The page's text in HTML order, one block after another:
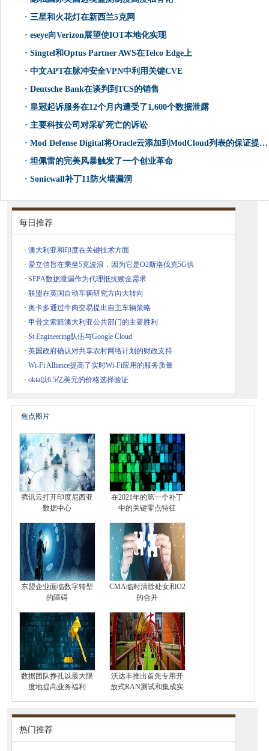
· 三星和火花灯在新西兰5克网
· eseye向Verizon展望使IOT本地化实现
· Singtel和Optus Partner AWS在Telco Edge上
· 中文APT在脉冲安全VPN中利用关键CVE
· Deutsche Bank在谈判到TCS的销售
· 皇冠起诉服务在12个月内遭受了1,600个数据泄露
· 主要科技公司对采矿死亡的诉讼
· Mod Defense Digital将Oracle云添加到ModCloud列表的保证提供商
·坦佩雷的完美风暴触发了一个创业革命
· Sonicwall补丁11防火墙漏洞
每日推荐
· 澳大利亚和印度在关键技术方面
· 爱立信旨在乘坐5克波浪，因为它是O2斯洛伐克5G供
· SEPA数据泄漏作为代理抵抗赎金需求
· 联盟在英国自动车辆研究方向大转向
· 奥卡多通过牛肉交易提出自主车辆策略
· 甲骨文索赔澳大利亚公共部门的主要胜利
· St Engineering队伍与Google Cloud
· 英国政府确认对共享农村网络计划的财政支持
· Wi-Fi Alliance提高了实时Wi-Fi应用的服务质量
· okta以6.5亿美元的价格选择验证
焦点图片
腾讯云打开印度尼西亚
数据中心
在2021年的第一个补丁
中的关键零点特征
东盟企业面临数字转型
的障碍
CMA临时清除处女和O2
的合并
数据团队挣扎以最大限
度地提高业务福利
沃达丰推出首先专用开
放式RAN测试和集成实
热门推荐